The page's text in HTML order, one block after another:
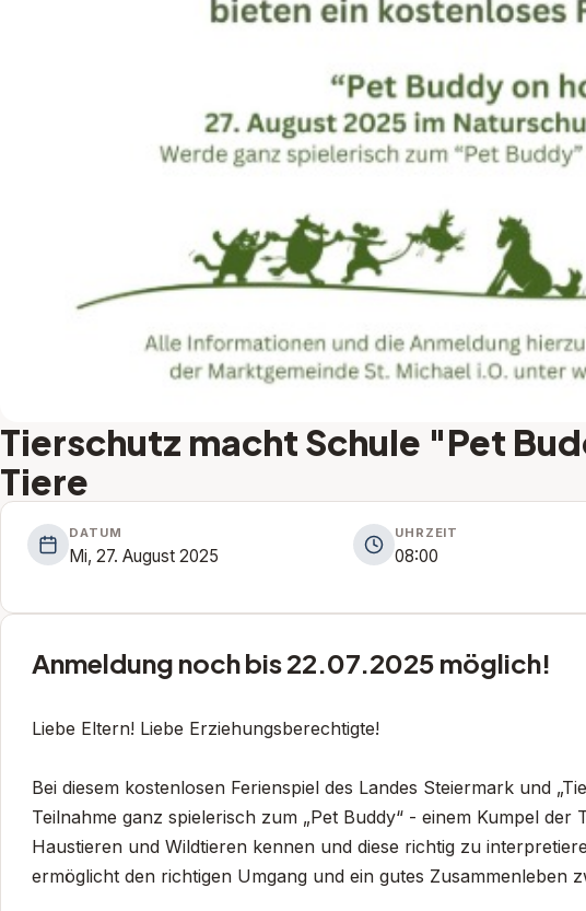
Tierschutz macht Schule "Pet
Tiere
DATUM
Mi, 27. August 2025
UHRZEIT
08:00
Anmeldung noch bis 22.07.2025 möglich!
Liebe Eltern! Liebe Erziehungsberechtigte!
Bei diesem kostenlosen Ferienspiel des Landes Steiermark und
Teilnahme ganz spielerisch zum „Pet Buddy“ - einem Kumpel
Haustieren und Wildtieren kennen und diese richtig zu
ermöglicht den richtigen Umgang und ein gutes Zusammenleben